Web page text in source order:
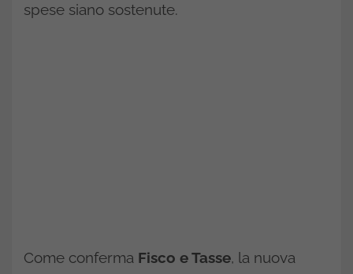
spese siano sostenute.
Come conferma Fisco e Tasse, la nuova